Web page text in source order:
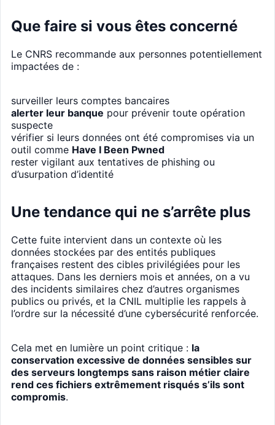
Que faire si vous êtes concerné
Le CNRS recommande aux personnes potentiellement
impactées de :
surveiller leurs comptes bancaires
alerter leur banque pour prévenir toute opération
suspecte
vérifier si leurs données ont été compromises via un
outil comme Have I Been Pwned
rester vigilant aux tentatives de phishing ou
d’usurpation d’identité
Une tendance qui ne s’arrête plus
Cette fuite intervient dans un contexte où les
données stockées par des entités publiques
françaises restent des cibles privilégiées pour les
attaques. Dans les derniers mois et années, on a vu
des incidents similaires chez d’autres organismes
publics ou privés, et la CNIL multiplie les rappels à
l’ordre sur la nécessité d’une cybersécurité renforcée.
Cela met en lumière un point critique : la
conservation excessive de données sensibles sur
des serveurs longtemps sans raison métier claire
rend ces fichiers extrêmement risqués s’ils sont
compromis.